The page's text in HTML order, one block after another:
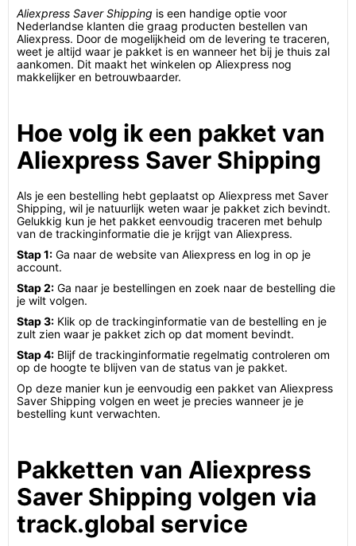
Aliexpress Saver Shipping is een handige optie voor
Nederlandse klanten die graag producten bestellen van
Aliexpress. Door de mogelijkheid om de levering te traceren,
weet je altijd waar je pakket is en wanneer het bij je thuis zal
aankomen. Dit maakt het winkelen op Aliexpress nog
makkelijker en betrouwbaarder.
Hoe volg ik een pakket van
Aliexpress Saver Shipping
Als je een bestelling hebt geplaatst op Aliexpress met Saver
Shipping, wil je natuurlijk weten waar je pakket zich bevindt.
Gelukkig kun je het pakket eenvoudig traceren met behulp
van de trackinginformatie die je krijgt van Aliexpress.
Stap 1: Ga naar de website van Aliexpress en log in op je
account.
Stap 2: Ga naar je bestellingen en zoek naar de bestelling die
je wilt volgen.
Stap 3: Klik op de trackinginformatie van de bestelling en je
zult zien waar je pakket zich op dat moment bevindt.
Stap 4: Blijf de trackinginformatie regelmatig controleren om
op de hoogte te blijven van de status van je pakket.
Op deze manier kun je eenvoudig een pakket van Aliexpress
Saver Shipping volgen en weet je precies wanneer je je
bestelling kunt verwachten.
Pakketten van Aliexpress
Saver Shipping volgen via
track.global service